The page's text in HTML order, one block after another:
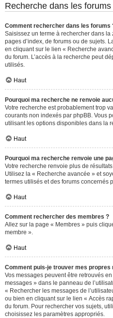
Recherche dans les forums
Comment rechercher dans les forums
Saisissez un terme à rechercher dans
pages d’index, de forums ou de sujets.
en cliquant sur le lien « Recherche
du forum. L’accès à la recherche peut
utilisés.
Haut
Pourquoi ma recherche ne renvoie
Votre recherche est probablement trop
courants non indexés par phpBB. Vous
utilisant les options disponibles dans la
Haut
Pourquoi ma recherche renvoie une
Votre recherche renvoie plus de
Utilisez la « Recherche avancée » et
termes utilisés et des forums concernés
Haut
Comment rechercher des membres ?
Allez sur la page « Membres » puis
membre ».
Haut
Comment puis-je trouver mes propres
Vos messages peuvent être retrouvés
messages » dans le panneau de
« Rechercher les messages de
ou bien en cliquant sur le lien « Accès
du forum. Pour rechercher vos sujets,
choisissez les paramètres appropriés.